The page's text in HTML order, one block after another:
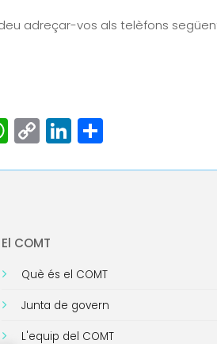
adreçar-vos als telèfons
WhatsApp
Copy
Link
LinkedIn
El COMT
Què és el COMT
Junta de govern
L'equip del COMT